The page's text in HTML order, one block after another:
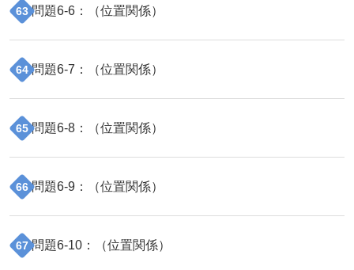
63 問題6-6 ：（位置関係）
64 問題6-7 ：（位置関係）
65 問題6-8 ：（位置関係）
66 問題6-9 ：（位置関係）
67 問題6-10 ：（位置関係）